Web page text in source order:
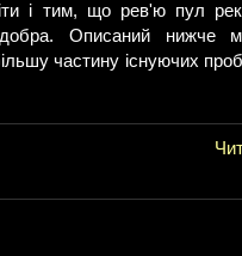
і тим, що рев'ю пул
Описаний нижче
частину існуючих